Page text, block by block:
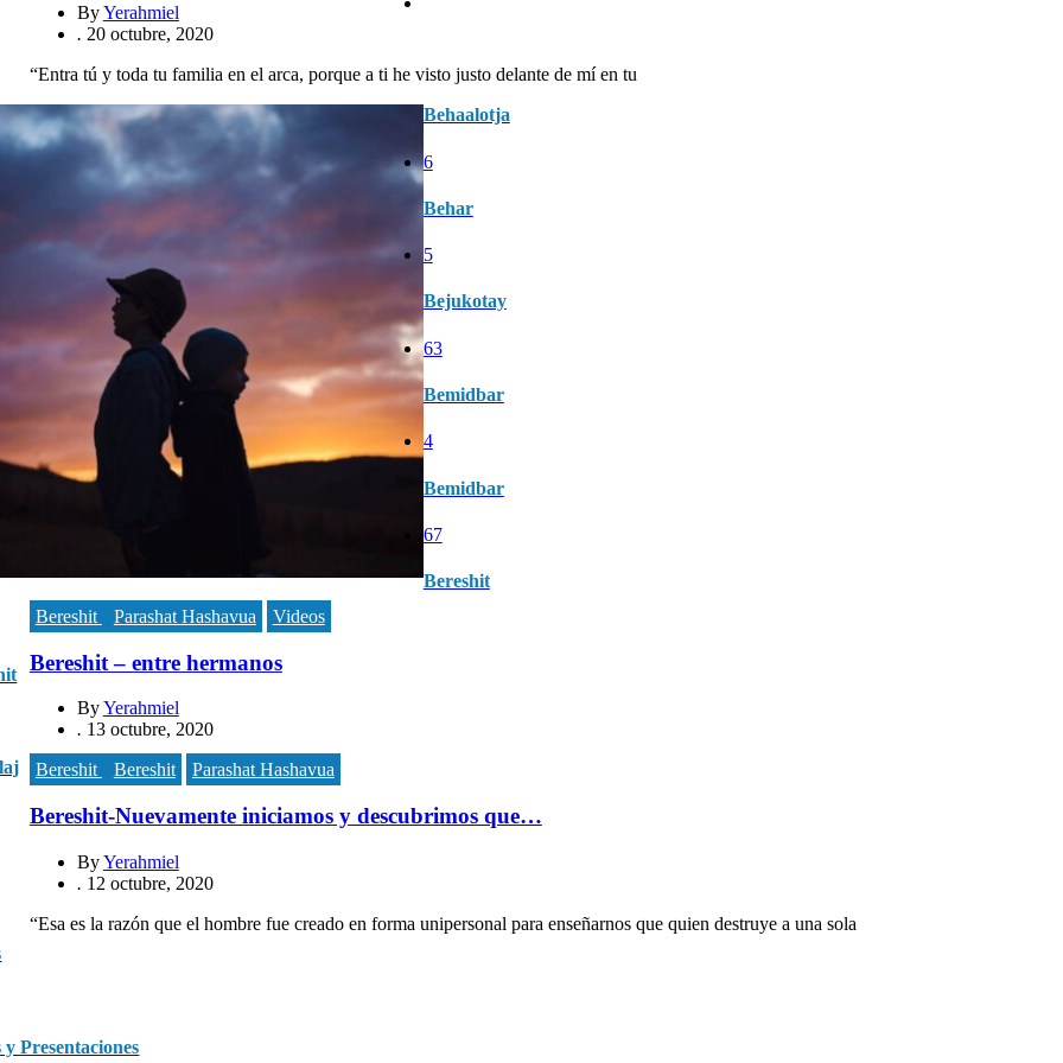
ByYerahmiel
. 20 octubre, 2020
“Entra tú y toda tu familia en el arca, porque a ti he visto justo delante de mí en tu
Bereshit Parashat Hashavua Videos
Bereshit – entre hermanos
ByYerahmiel
. 13 octubre, 2020
Bereshit
Bereshit Parashat Hashavua
Bereshit-Nuevamente iniciamos y descubrimos que…
ByYerahmiel
. 12 octubre, 2020
“Esa es la razón que el hombre fue creado en forma unipersonal para enseñarnos que quien destruye a una sola
Behaalotja
6
Behar
5
Bejukotay
63
Bemidbar
4
Bemidbar
67
Bereshit
y Presentaciones